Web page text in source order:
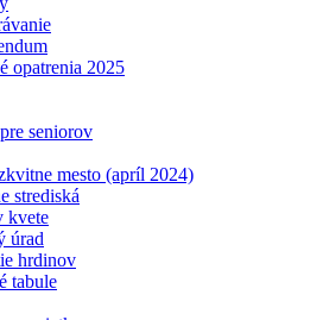
opatrenia 2025
seniorov
mesto (apríl 2024)
strediská
kvete
úrad
hrdinov
tabule